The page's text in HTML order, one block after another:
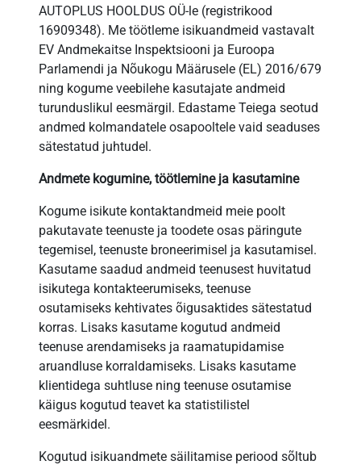
AUTOPLUS HOOLDUS OÜ-le (registrikood
16909348). Me töötleme isikuandmeid vastavalt
EV Andmekaitse Inspektsiooni ja Euroopa
Parlamendi ja Nõukogu Määrusele (EL) 2016/679
ning kogume veebilehe kasutajate andmeid
turunduslikul eesmärgil. Edastame Teiega seotud
andmed kolmandatele osapooltele vaid seaduses
sätestatud juhtudel.
Andmete kogumine, töötlemine ja kasutamine
Kogume isikute kontaktandmeid meie poolt
pakutavate teenuste ja toodete osas päringute
tegemisel, teenuste broneerimisel ja kasutamisel.
Kasutame saadud andmeid teenusest huvitatud
isikutega kontakteerumiseks, teenuse
osutamiseks kehtivates õigusaktides sätestatud
korras. Lisaks kasutame kogutud andmeid
teenuse arendamiseks ja raamatupidamise
aruandluse korraldamiseks. Lisaks kasutame
klientidega suhtluse ning teenuse osutamise
käigus kogutud teavet ka statistilistel
eesmärkidel.
Kogutud isikuandmete säilitamise periood sõltub